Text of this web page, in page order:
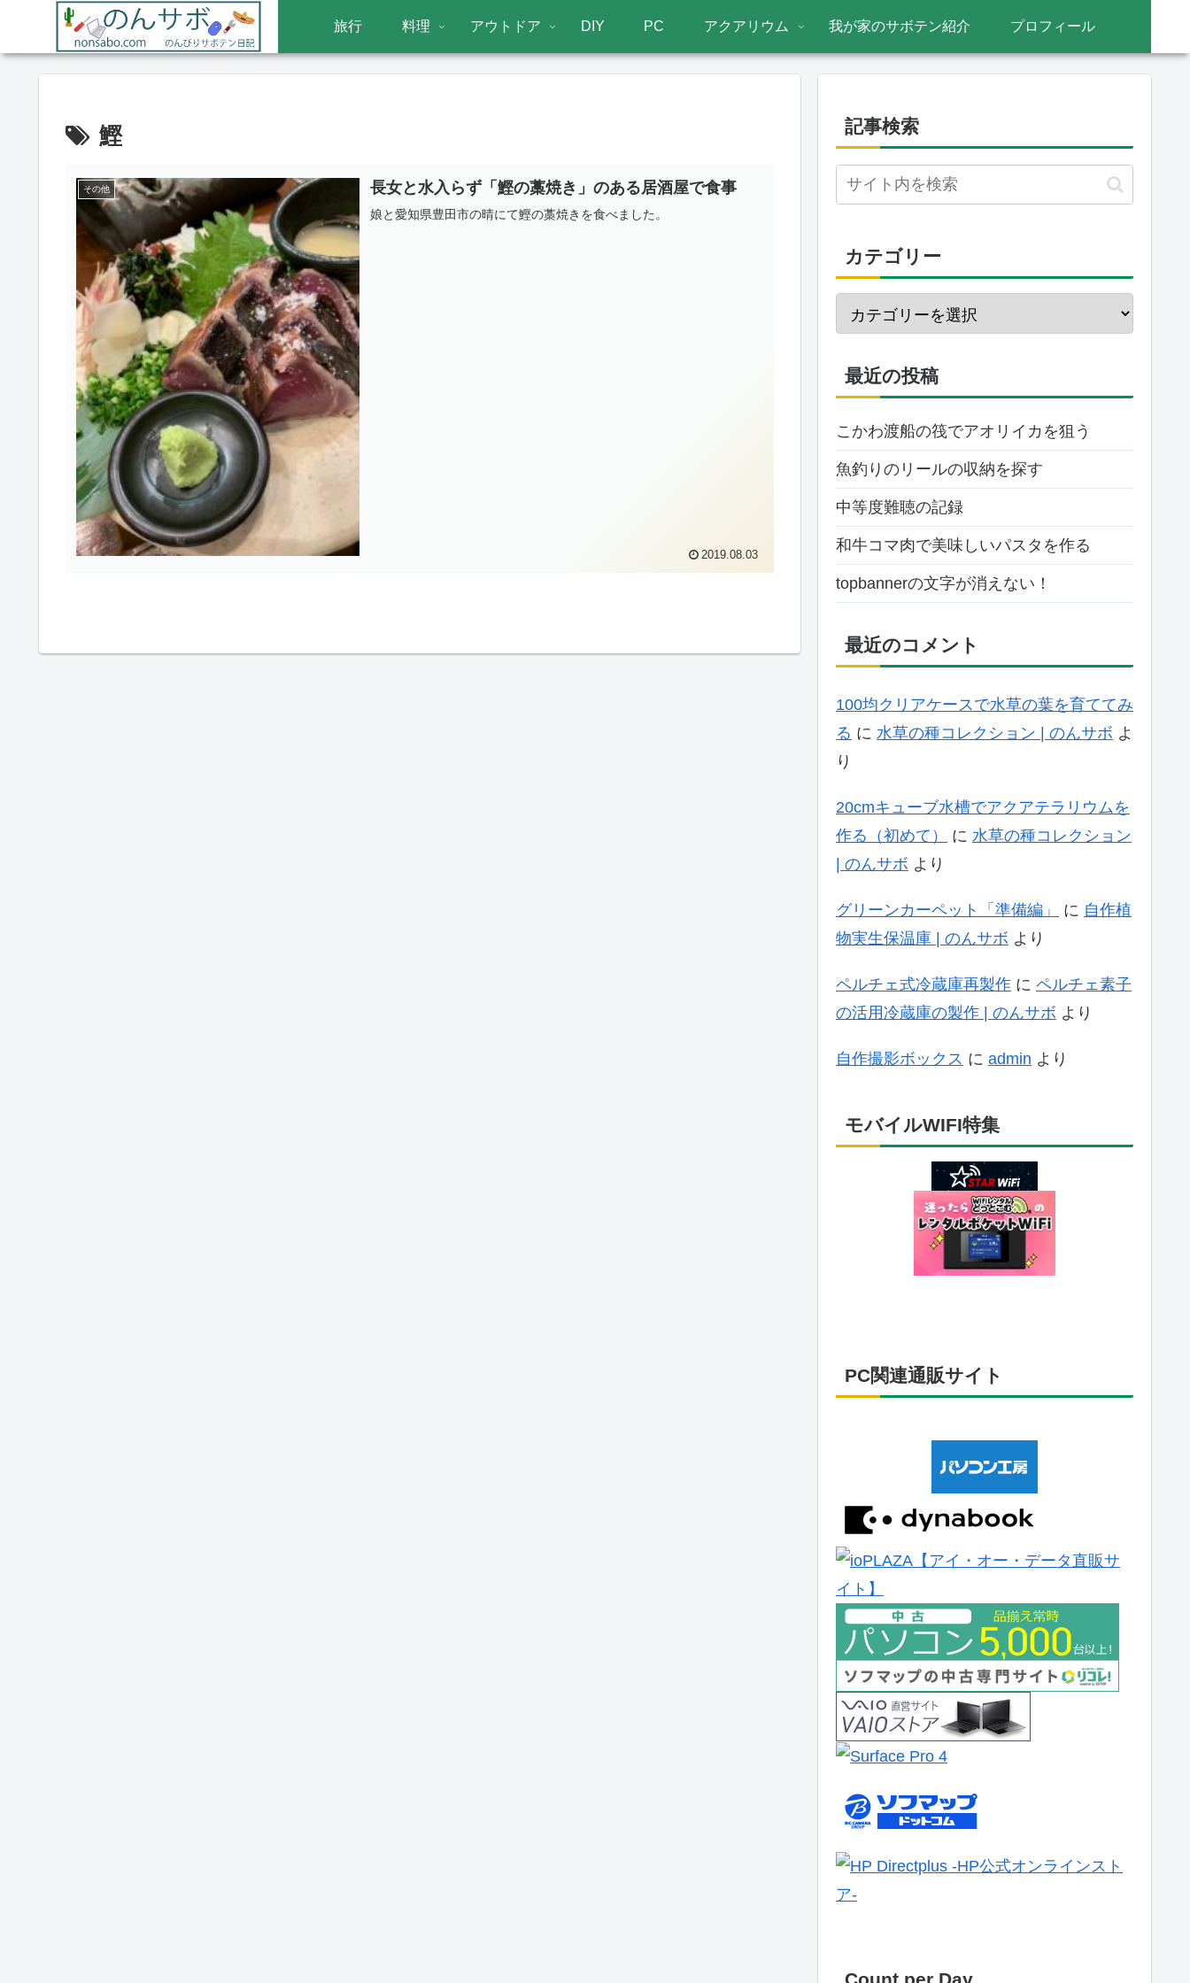
旅行 料理 アウトドア DIY PC アクアリウム 我が家のサボテン紹介 プロフィール
鰹
その他 長女と水入らず「鰹の藁焼き」のある居酒屋で食事
娘と愛知県豊田市の晴にて鰹の藁焼きを食べました。
2019.08.03
記事検索
カテゴリー
最近の投稿
こかわ渡船の筏でアオリイカを狙う
魚釣りのリールの収納を探す
中等度難聴の記録
和牛コマ肉で美味しいパスタを作る
topbannerの文字が消えない！
最近のコメント
100均クリアケースで水草の葉を育ててみ
る に 水草の種コレクション | のんサボ よ
り
20cmキューブ水槽でアクアテラリウムを
作る（初めて）
に 水草の種コレクション
| のんサボ より
グリーンカーペット「準備編」 に 自作植
物実生保温庫 | のんサボ より
ペルチェ式冷蔵庫再製作 に ペルチェ素子
の活用冷蔵庫の製作 | のんサボ より
自作撮影ボックス に admin より
モバイルWIFI特集
PC関連通販サイト